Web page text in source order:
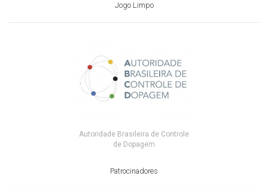
Jogo Limpo
Autoridade Brasileira de Controle
de Dopagem
Patrocinadores